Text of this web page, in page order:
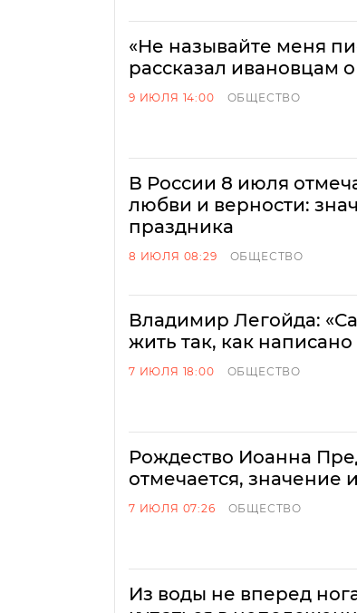
«Не называйте меня
рассказал ивановцам
9 ИЮЛЯ 14:00 ОБЩЕСТВО
В России 8 июля
любви и верности:
праздника
8 ИЮЛЯ 08:29 ОБЩЕСТВО
Владимир Легойда:
жить так, как
7 ИЮЛЯ 18:00 ОБЩЕСТВО
Рождество Иоанна
отмечается, значение
7 ИЮЛЯ 07:26 ОБЩЕСТВО
Из воды не вперед